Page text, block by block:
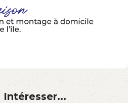
Intéresser...